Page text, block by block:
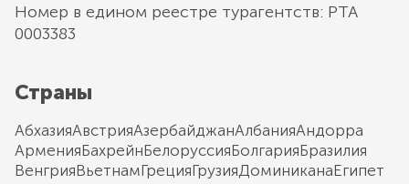
Номер в едином реестре турагентств: РТА
0003383
Страны
АбхазияАвстрияАзербайджанАлбанияАндорра
АрменияБахрейнБелоруссияБолгарияБразилия
ВенгрияВьетнамГрецияГрузияДоминиканаЕгипет